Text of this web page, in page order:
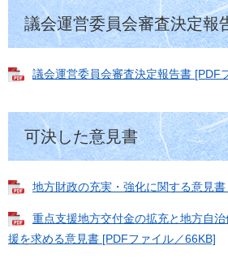
議会運営委員会審査決定報
議会運営委員会審査決定報告書 [PDF
可決した意見書
地方財政の充実・強化に関する意見
重点支援地方交付金の拡充と地方自
援を求める意見書 [PDFファイル／66KB]